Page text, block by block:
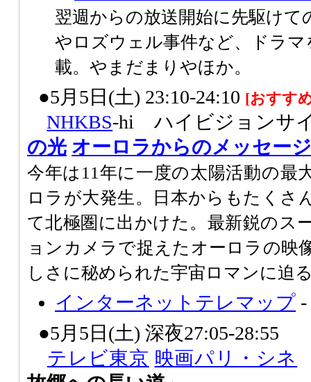
翌週からの放送開始に先駆けて
やロズウェル事件など、ドラ
載。やまだまりやほか。
●5月5日(土) 23:10-24:10 [おすす
NHKBS-hi ハイビジョンサ
の光 オーロラからのメッセージ
今年は11年に一度の太陽活動の最
ロラが大発生。日本からもたくさ
て北極圏に出かけた。最新鋭のス
ョンカメラで捉えたオーロラの映
しさに秘められた宇宙ロマンに迫
インターネットテレマップ
●5月5日(土) 深夜27:05-28:55
テレビ東京 映画パリ・シネ